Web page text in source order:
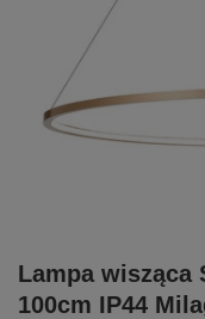
Lampa wisząca
100cm IP44